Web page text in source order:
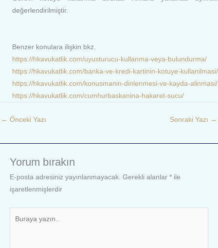
değerlendirilmiştir.
Benzer konulara ilişkin bkz.
https://hkavukatlik.com/uyusturucu-kullanma-veya-bulundurma/
https://hkavukatlik.com/banka-ve-kredi-kartinin-kotuye-kullanilmasi/
https://hkavukatlik.com/konusmanin-dinlenmesi-ve-kayda-alinmasi/
https://hkavukatlik.com/cumhurbaskanina-hakaret-sucu/
← Önceki Yazı Sonraki Yazı →
Yorum bırakın
E-posta adresiniz yayınlanmayacak. Gerekli alanlar * ile
işaretlenmişlerdir